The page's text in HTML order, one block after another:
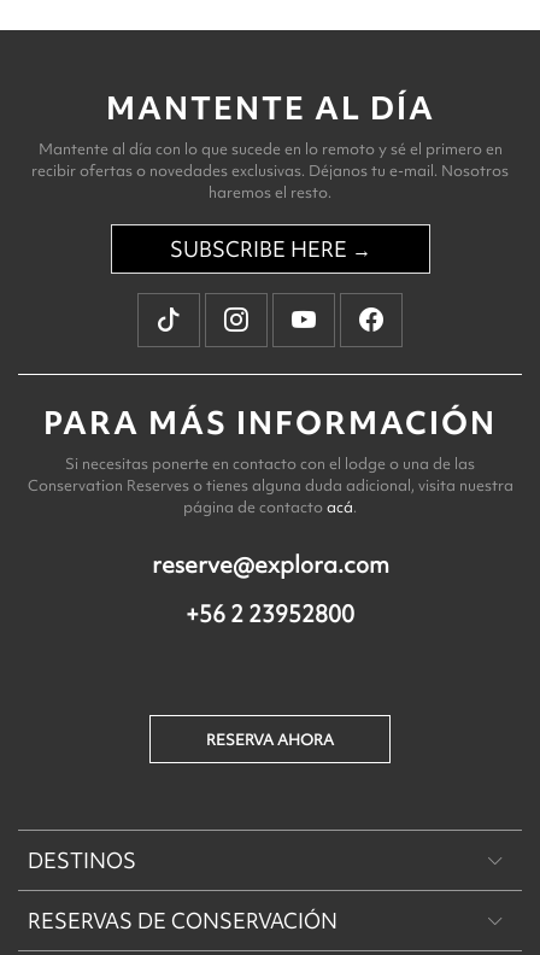
MANTENTE AL DÍA
Mantente al día con lo que sucede en lo remoto y sé el primero en
recibir ofertas o novedades exclusivas. Déjanos tu e-mail. Nosotros
haremos el resto.
SUBSCRIBE HERE →
PARA MÁS INFORMACIÓN
Si necesitas ponerte en contacto con el lodge o una de las
Conservation Reserves o tienes alguna duda adicional, visita nuestra
página de contactoacá.
reserve@explora.com
+56 2 23952800
RESERVA AHORA
DESTINOS
Patagonia
RESERVAS DE CONSERVACIÓN